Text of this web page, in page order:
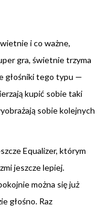
i co ważne,
gra, świetnie trzyma
głośniki tego typu —
kupić sobie taki
sobie kolejnych
Equalizer, którym
jeszcze lepiej.
można się już
głośno. Raz